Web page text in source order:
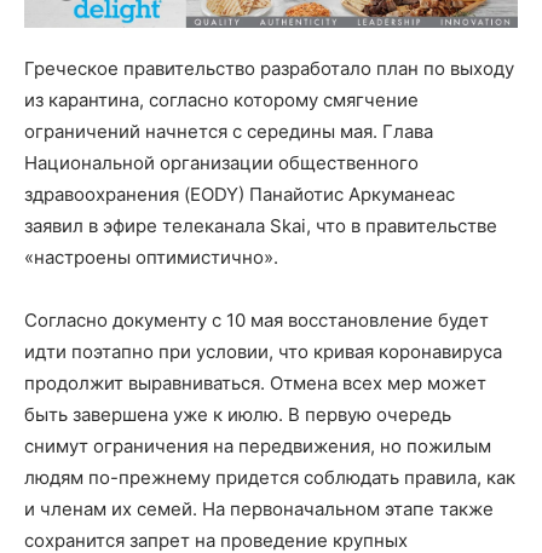
Греческое правительство разработало план по выходу
из карантина, согласно которому смягчение
ограничений начнется с середины мая. Глава
Национальной организации общественного
здравоохранения (EODY) Панайотис Аркуманеас
заявил в эфире телеканала Skai, что в правительстве
«настроены оптимистично».
Согласно документу с 10 мая восстановление будет
идти поэтапно при условии, что кривая коронавируса
продолжит выравниваться. Отмена всех мер может
быть завершена уже к июлю. В первую очередь
снимут ограничения на передвижения, но пожилым
людям по-прежнему придется соблюдать правила, как
и членам их семей. На первоначальном этапе также
сохранится запрет на проведение крупных